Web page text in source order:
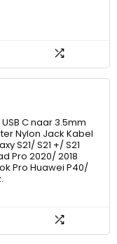
C naar 3.5mm
Nylon Jack Kabel
S21/ S21 +/ S21
Pro 2020/ 2018
Pro Huawei P40/